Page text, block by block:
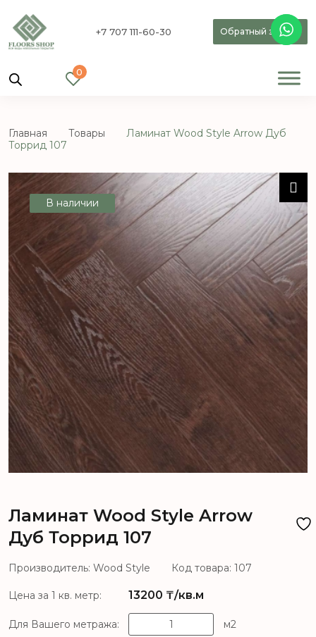
+7 707 111-60-30 Обратный звонок
0
Главная Товары
Ламинат Wood Style Arrow Дуб
Торрид 107
В наличии
Ламинат Wood Style Arrow
Дуб Торрид 107
Производитель: Wood Style Код товара: 107
Цена за 1 кв. метр: 13200 ₸/кв.м
Для Вашего метража: м2